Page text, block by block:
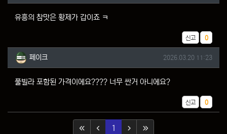
유흥의 참맛은 황제가 갑이죠 ㅋ
신고 추천
0
페이크님의 댓글
페이크 작성일
2026.03.20 11:23
풀빌라 포함된 가격이에요???? 너무 싼거 아니에요?
신고 추천
0
1 (current)